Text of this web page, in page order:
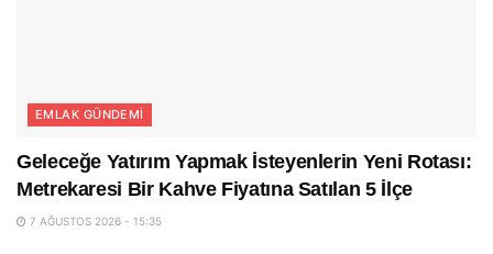
EMLAK GÜNDEMI
Geleceğe Yatırım Yapmak İsteyenlerin Yeni Rotası:
Metrekaresi Bir Kahve Fiyatına Satılan 5 İlçe
7 AĞUSTOS 2026 - 15:35